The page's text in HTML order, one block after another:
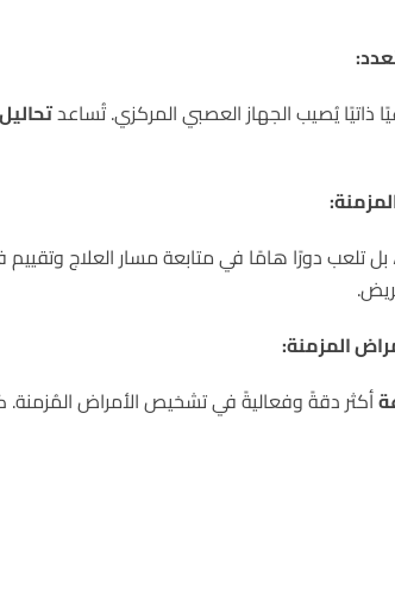
ذاتيًا يُصيب الجهاز العصبي المركزي. تُساعد
تلعب دورًا هامًا في متابعة مسار العلاج
المزمنة:
أكثر دقةً وفعاليةً في تشخيص الأمراض